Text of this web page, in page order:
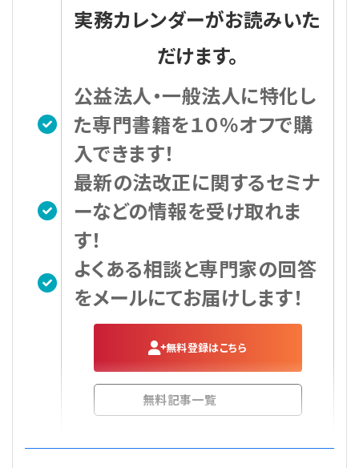
実務カレンダーがお読みいた
だけます。
公益法人・一般法人に特化し
た専門書籍を１０％オフで購
入できます！
最新の法改正に関するセミナ
ーなどの情報を受け取れま
す！
よくある相談と専門家の回答
をメールにてお届けします！
無料登録はこちら
無料記事一覧